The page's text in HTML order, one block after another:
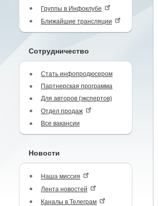
Группы в Инфоклубе
Ближайшие трансляции
Сотрудничество
Стать инфопродюсером
Партнерская программа
Для авторов (экспертов)
Отдел продаж
Все вакансии
Новости
Наша миссия
Лента новостей
Каналы в Телеграм